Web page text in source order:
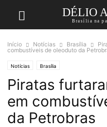
DÉLIO
Brasília na
Início Notícias Brasília
combustíveis de oleoduto da
Notícias Brasília
Piratas
em
da Petrobras